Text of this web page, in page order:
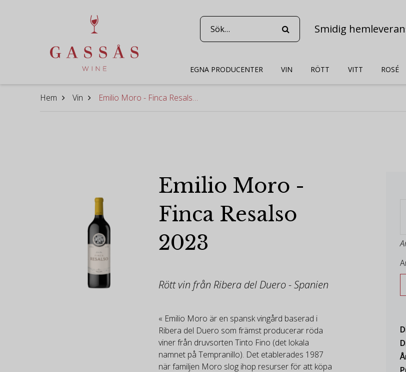
Smidig
EGNA PRODUCENTER VIN RÖTT VITT ROSÉ
Hem Vin Emilio Moro - Finca Resalso 2023
Emilio Moro -
Finca Resalso
2023
Rött vin från Ribera del Duero - Spanien
« Emilio Moro är en spansk vingård baserad i
Ribera del Duero som främst producerar röda
viner från druvsorten Tinto Fino (det lokala
namnet på Tempranillo). Det etablerades 1987
när familjen Moro slog ihop resurser för att köpa